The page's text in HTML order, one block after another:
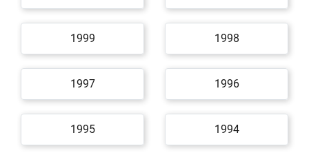
1999 1998
1997 1996
1995 1994